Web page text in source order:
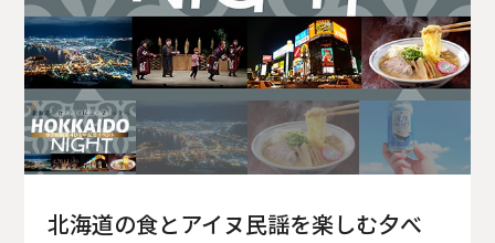
北海道の食とアイヌ民謡を楽しむ夕べ